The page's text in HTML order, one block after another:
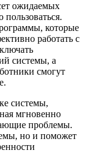
ожидаемых
пользоваться.
которые
работать с
системы, а
смогут
системы,
мгновенно
проблемы.
но и поможет